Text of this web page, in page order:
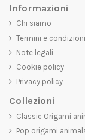
Informazioni
Chi siamo
Termini e
Note legali
Cookie policy
Privacy policy
Collezioni
Classic Origami
Pop origami